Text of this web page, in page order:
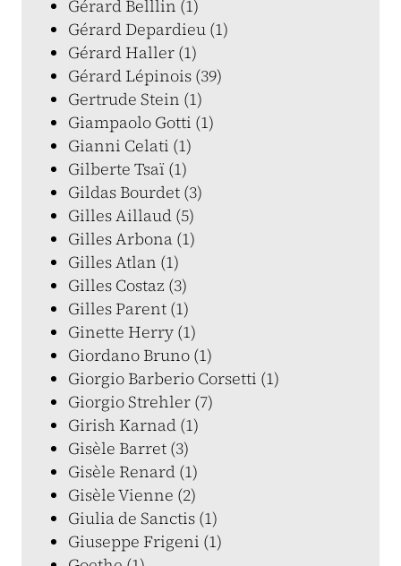
Gérard Belllin (1)
Gérard Depardieu (1)
Gérard Haller (1)
Gérard Lépinois (39)
Gertrude Stein (1)
Giampaolo Gotti (1)
Gianni Celati (1)
Gilberte Tsaï (1)
Gildas Bourdet (3)
Gilles Aillaud (5)
Gilles Arbona (1)
Gilles Atlan (1)
Gilles Costaz (3)
Gilles Parent (1)
Ginette Herry (1)
Giordano Bruno (1)
Giorgio Barberio Corsetti (1)
Giorgio Strehler (7)
Girish Karnad (1)
Gisèle Barret (3)
Gisèle Renard (1)
Gisèle Vienne (2)
Giulia de Sanctis (1)
Giuseppe Frigeni (1)